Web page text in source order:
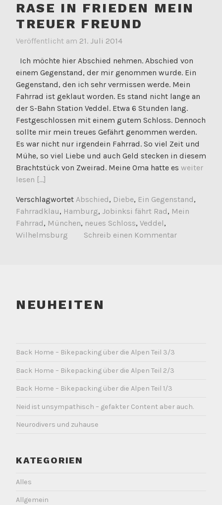
RASE IN FRIEDEN MEIN
TREUER FREUND
Veröffentlicht am 21. Juli 2014
Ich möchte hier Abschied nehmen. Abschied von
einem Gegenstand, der mir genommen wurde. Ein
Gegenstand, den ich sehr vermissen werde. Mein
Fahrrad ist geklaut worden. Es stand nicht lange an
der S-Bahn Station Veddel. Etwa 6 Stunden lang.
Festgeschlossen mit einem gutem Schloss. Dennoch
sollte mir mein treues Gefährt genommen werden.
Es war nicht nur irgendein Fahrrad. So viel Zeit und
Mühe, so viel Liebe und auch Geld stecken in diesem
Brachtstück von Zweirad. Meine Oma hatte es weiter
lesen [...]
Verschlagwortet Abschied, Diebe, Ein Gegenstand,
Fahrradklau, Hamburg, Jobinksi fährt Rad, Mein
Fahrrad, München, neues Schloss, Veddel,
Wilhelmsburg
Schreib einen Kommentar
NEUHEITEN
Back Home – Bikepacking über die Alpen Teil 3/3
Back Home – Bikepacking über die Alpen Teil 2/3
Back Home – Bikepacking über die Alpen Teil 1/3
Neid ist unsympathisch – gefakter Content aber auch.
Neurodivers und zuhause
KATEGORIEN
Alles
Allgemein